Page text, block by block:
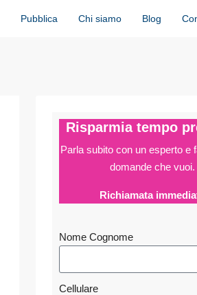
Pubblica Chi siamo Blog
Risparmia tempo
Parla subito con un esperto e
domande che vuoi.
Richiamata
Nome Cognome
Cellulare